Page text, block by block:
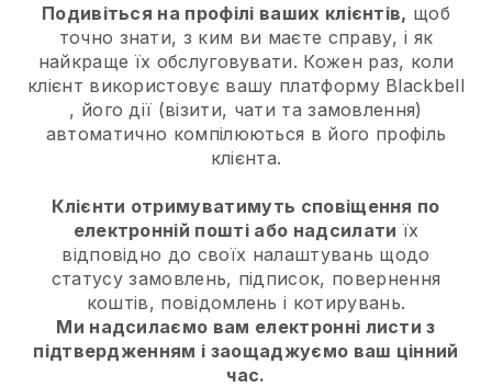
Подивіться на профілі ваших клієнтів, щоб
точно знати, з ким ви маєте справу, і як
найкраще їх обслуговувати. Кожен раз, коли
клієнт використовує вашу платформу Blackbell
, його дії (візити, чати та замовлення)
автоматично компілюються в його профіль
клієнта.
Клієнти отримуватимуть сповіщення по
електронній пошті або надсилати їх
відповідно до своїх налаштувань щодо
статусу замовлень, підписок, повернення
коштів, повідомлень і котирувань.
Ми надсилаємо вам електронні листи з
підтвердженням і заощаджуємо ваш цінний
час.